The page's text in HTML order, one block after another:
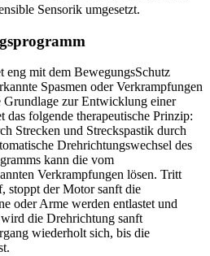
Sensorik umgesetzt.
eng mit dem BewegungsSchutz
Spasmen oder Verkrampfungen
zur Entwicklung einer
das folgende therapeutische Prinzip:
Strecken und Streckspastik durch
Drehrichtungswechsel des
kann die vom
Verkrampfungen lösen. Tritt
stoppt der Motor sanft die
oder Arme werden entlastet und
die Drehrichtung sanft
wiederholt sich, bis die